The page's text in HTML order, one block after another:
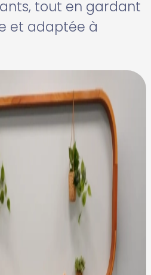
tout en gardant
et adaptée à